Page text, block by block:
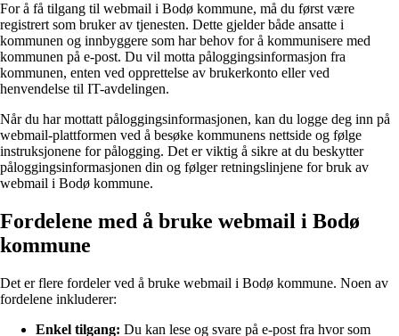
For å få tilgang til webmail i Bodø kommune, må du først være
registrert som bruker av tjenesten. Dette gjelder både ansatte i
kommunen og innbyggere som har behov for å kommunisere med
kommunen på e-post. Du vil motta påloggingsinformasjon fra
kommunen, enten ved opprettelse av brukerkonto eller ved
henvendelse til IT-avdelingen.
Når du har mottatt påloggingsinformasjonen, kan du logge deg inn på
webmail-plattformen ved å besøke kommunens nettside og følge
instruksjonene for pålogging. Det er viktig å sikre at du beskytter
påloggingsinformasjonen din og følger retningslinjene for bruk av
webmail i Bodø kommune.
Fordelene med å bruke webmail i Bodø
kommune
Det er flere fordeler ved å bruke webmail i Bodø kommune. Noen av
fordelene inkluderer:
Enkel tilgang: Du kan lese og svare på e-post fra hvor som